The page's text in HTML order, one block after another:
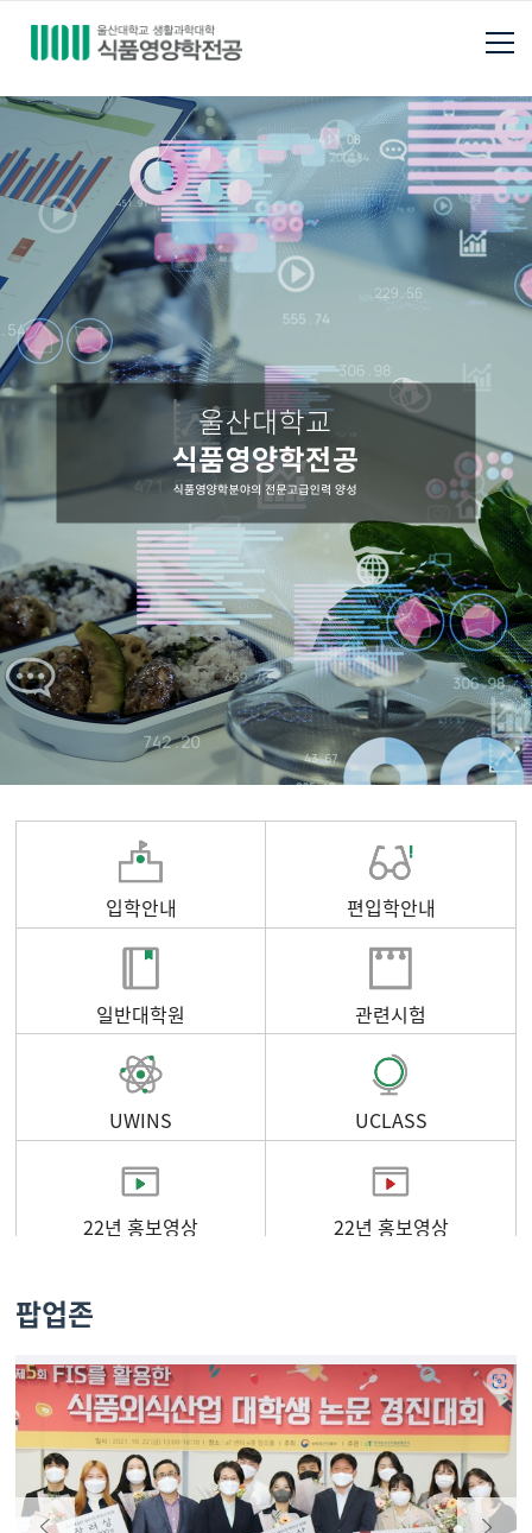
입학안내 편입학안내
일반대학원 관련시험
UWINS UCLASS
22년 홍보영상 22년 홍보영상
팝업존